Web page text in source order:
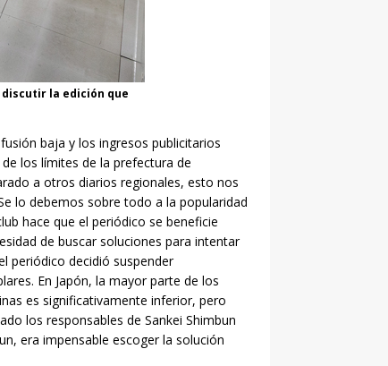
la edición que
baja y los ingresos publicitarios
los límites de la prefectura de
a otros diarios regionales, esto nos
lo debemos sobre todo a la popularidad
hace que el periódico se beneficie
de buscar soluciones para intentar
periódico decidió suspender
En Japón, la mayor parte de los
es significativamente inferior, pero
los responsables de Sankei Shimbun
era impensable escoger la solución